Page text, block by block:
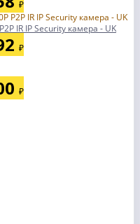
₽
IR IP Security камера - UK
₽
₽